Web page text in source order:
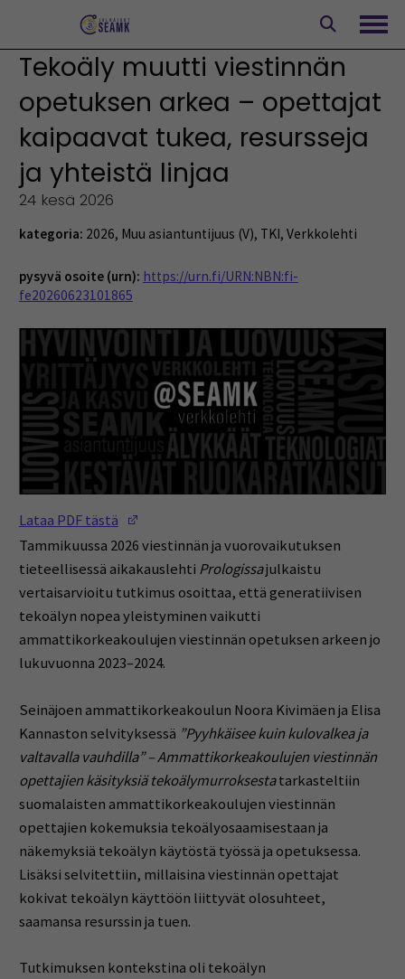
Tekoäly muutti viestinnän
opetuksen arkea – opettajat
kaipaavat tukea, resursseja
ja yhteistä linjaa
24 kesä 2026
kategoria: 2026, Muu asiantuntijuus (V), TKI, Verkkolehti
pysyvä osoite (urn): https://urn.fi/URN:NBN:fi-
fe20260623101865
Lataa PDF tästä
Tammikuussa 2026 viestinnän ja vuorovaikutuksen
tieteellisessä aikakauslehti Prologissajulkaistu
vertaisarvioitu tutkimus osoittaa, että generatiivisen
tekoälyn nopea yleistyminen vaikutti
ammattikorkeakoulujen viestinnän opetuksen arkeen jo
lukuvuonna 2023–2024.
Seinäjoen ammattikorkeakoulun Noora Kivimäen ja Elisa
Kannaston selvityksessä ”Pyyhkäisee kuin kulovalkea ja
valtavalla vauhdilla” – Ammattikorkeakoulujen viestinnän
opettajien käsityksiä tekoälymurroksestatarkasteltiin
suomalaisten ammattikorkeakoulujen viestinnän
opettajien kokemuksia tekoälyosaamisestaan ja
näkemyksiä tekoälyn käytöstä työssä ja opetuksessa.
Lisäksi selvitettiin, millaisina viestinnän opettajat
kokivat tekoälyn käyttöön liittyvät olosuhteet,
saamansa resurssin ja tuen.
Tutkimuksen kontekstina oli tekoälyn